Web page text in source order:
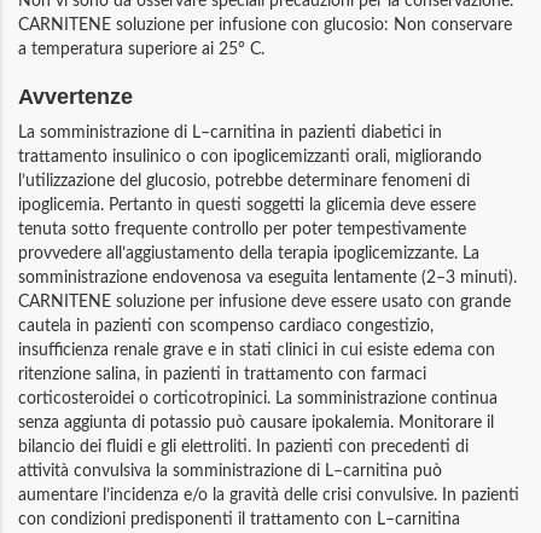
CARNITENE soluzione per infusione con glucosio: Non conservare
a temperatura superiore ai 25° C.
Avvertenze
La somministrazione di L–carnitina in pazienti diabetici in
trattamento insulinico o con ipoglicemizzanti orali, migliorando
l’utilizzazione del glucosio, potrebbe determinare fenomeni di
ipoglicemia. Pertanto in questi soggetti la glicemia deve essere
tenuta sotto frequente controllo per poter tempestivamente
provvedere all’aggiustamento della terapia ipoglicemizzante. La
somministrazione endovenosa va eseguita lentamente (2–3 minuti).
CARNITENE soluzione per infusione deve essere usato con grande
cautela in pazienti con scompenso cardiaco congestizio,
insufficienza renale grave e in stati clinici in cui esiste edema con
ritenzione salina, in pazienti in trattamento con farmaci
corticosteroidei o corticotropinici. La somministrazione continua
senza aggiunta di potassio può causare ipokalemia. Monitorare il
bilancio dei fluidi e gli elettroliti. In pazienti con precedenti di
attività convulsiva la somministrazione di L–carnitina può
aumentare l’incidenza e/o la gravità delle crisi convulsive. In pazienti
con condizioni predisponenti il trattamento con L–carnitina